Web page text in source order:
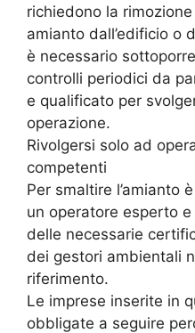
richiedono la
amianto dall’edificio o
è necessario
controlli periodici da
e qualificato per
operazione.
Rivolgersi solo ad
competenti
Per smaltire l’amianto
un operatore esperto
delle necessarie
dei gestori ambientali
riferimento.
Le imprese inserite in
obbligate a seguire